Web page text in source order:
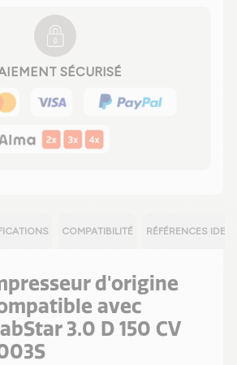
SÉCURISÉ
COMPATIBILITÉ RÉFÉRENCES
d'origine
avec
3.0 D 150 CV